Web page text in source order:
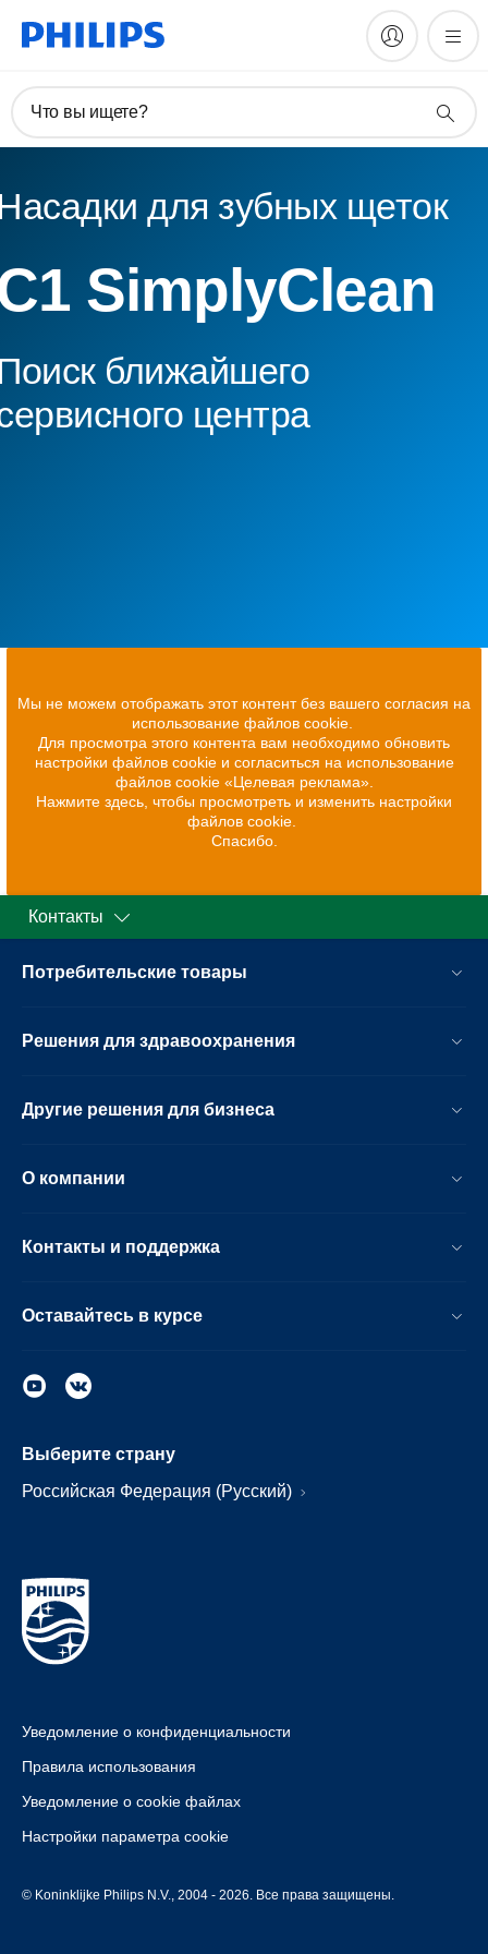
Что вы ищете?
для зубных щеток
SimplyClean
ближайшего
центра
Мы не можем отображать этот контент без вашего согласия на
использование файлов cookie.
Для просмотра этого контента вам необходимо обновить
настройки файлов cookie и согласиться на использование
файлов cookie «Целевая реклама».
Нажмите здесь, чтобы просмотреть и изменить настройки
файлов cookie.
Спасибо.
Контакты
Потребительские товары
Решения для здравоохранения
Другие решения для бизнеса
О компании
Контакты и поддержка
Оставайтесь в курсе
Выберите страну
Российская Федерация (Русский)
Уведомление о конфиденциальности
Правила использования
Уведомление о cookie файлах
Настройки параметра cookie
© Koninklijke Philips N.V., 2004 - 2026. Все права защищены.